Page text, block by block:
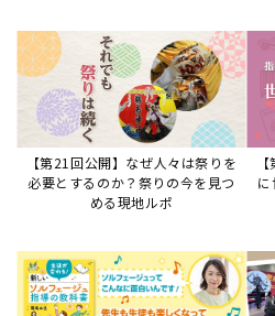
【第21回公開】なぜ人々は祭りを
必要とするのか？祭りの今を見つ
める現地ルポ